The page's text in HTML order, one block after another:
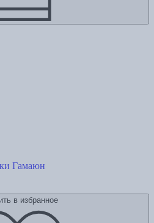
Гамаюн
в избранное